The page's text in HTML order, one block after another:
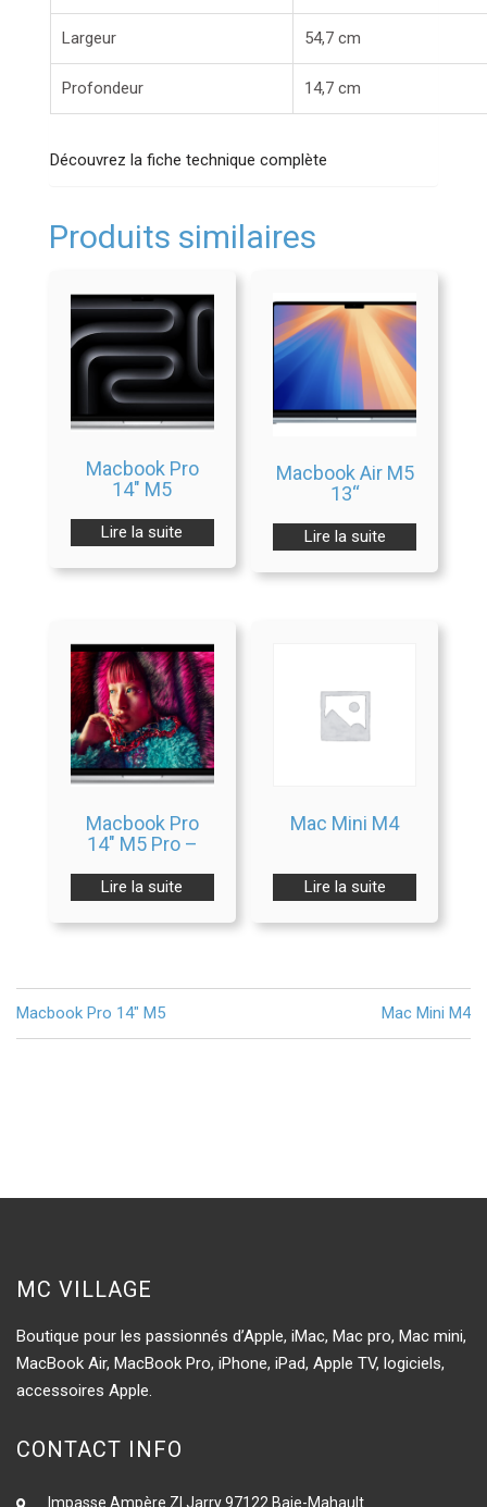
Largeur 54,7 cm
Profondeur 14,7 cm
Découvrez la fiche technique complète
Produits similaires
Macbook Pro
14″ M5
Lire la suite
Macbook Air M5
13“
Lire la suite
Macbook Pro
14″ M5 Pro –
Lire la suite
Mac Mini M4
Lire la suite
Navigation
de
Macbook Pro 14″ M5 Mac Mini M4
MC VILLAGE
Boutique pour les passionnés d’Apple, iMac, Mac pro, Mac mini,
MacBook Air, MacBook Pro, iPhone, iPad, Apple TV, logiciels,
accessoires Apple.
CONTACT INFO
Impasse Ampère ZI Jarry 97122 Baie-Mahault